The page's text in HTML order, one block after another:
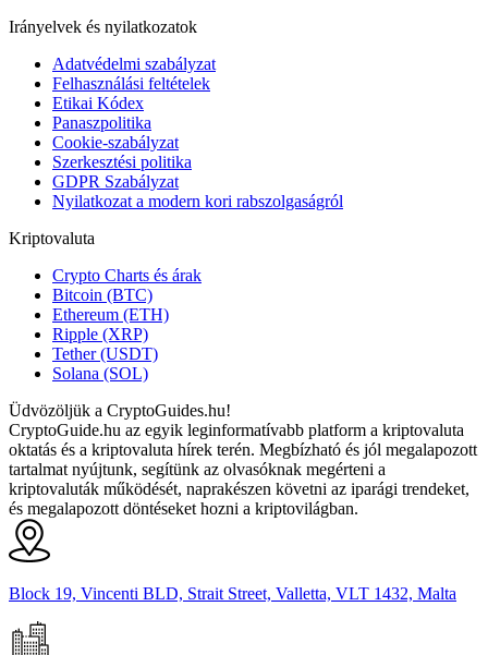
Irányelvek és nyilatkozatok
Adatvédelmi szabályzat
Felhasználási feltételek
Etikai Kódex
Panaszpolitika
Cookie-szabályzat
Szerkesztési politika
GDPR Szabályzat
Nyilatkozat a modern kori rabszolgaságról
Kriptovaluta
Crypto Charts és árak
Bitcoin (BTC)
Ethereum (ETH)
Ripple (XRP)
Tether (USDT)
Solana (SOL)
Üdvözöljük a CryptoGuides.hu!
CryptoGuide.hu az egyik leginformatívabb platform a kriptovaluta
oktatás és a kriptovaluta hírek terén. Megbízható és jól megalapozott
tartalmat nyújtunk, segítünk az olvasóknak megérteni a
kriptovaluták működését, naprakészen követni az iparági trendeket,
és megalapozott döntéseket hozni a kriptovilágban.
Block 19, Vincenti BLD, Strait Street, Valletta, VLT 1432, Malta